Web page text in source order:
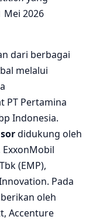
Mei 2026
dari berbagai
melalui
PT Pertamina
Indonesia.
didukung oleh
ExxonMobil
(EMP),
Pada
oleh
Accenture